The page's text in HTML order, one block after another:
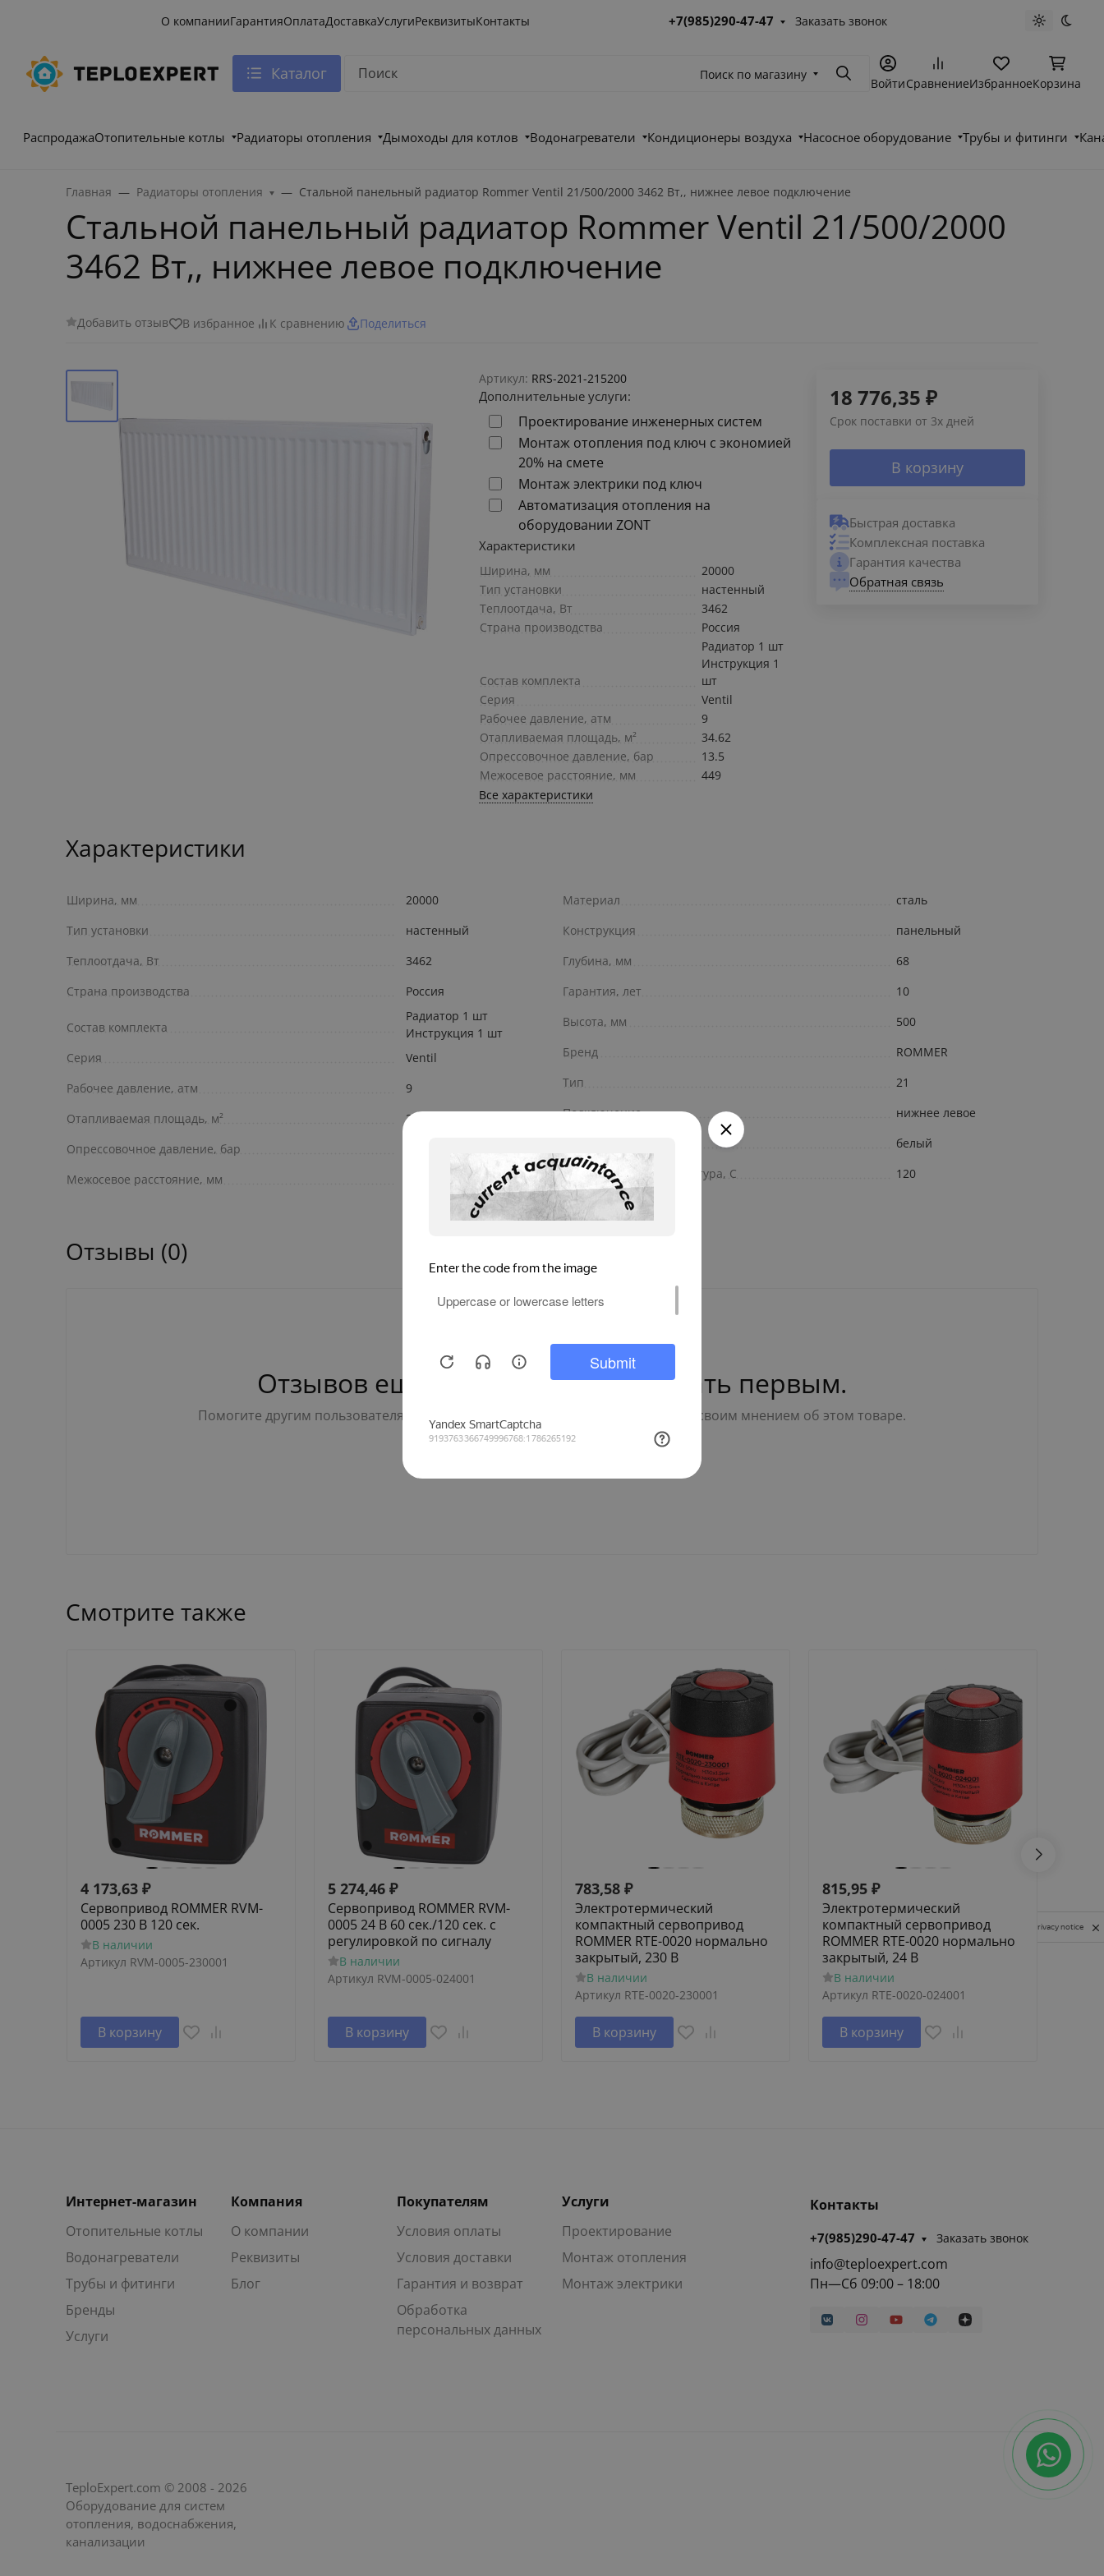
О компанииГарантияОплатаДоставкаУслугиРеквизитыКонтакты +7(985)290-47-47 Заказать звонок Светлая
Каталог Поиск по магазину ПоискВойтиСравнениеИзбранноеКорзина
РаспродажаОтопительные котлы Радиаторы отопления Дымоходы для котлов Водонагреватели Кондиционеры воздуха Насосное оборудование Трубы и фитинги
Главная Радиаторы отопления Стальной панельный радиатор Rommer Ventil 21/500/2000 3462 Вт,, нижнее левое подключение
Стальной панельный радиатор Rommer Ventil 21/500/2000
3462 Вт,, нижнее левое подключение
Добавить отзыв В избранное К сравнению Поделиться
Артикул: RRS-2021-215200
Дополнительные услуги:
Проектирование инженерных систем
Монтаж отопления под ключ с экономией
20% на смете
Монтаж электрики под ключ
Автоматизация отопления на
оборудовании ZONT
Характеристики
Ширина, мм
20000
Тип установки
настенный
Теплоотдача, Вт
3462
Страна производства
Россия
Состав комплекта
Радиатор 1 шт
Инструкция 1
шт
Серия
Ventil
Рабочее давление, атм
9
Отапливаемая площадь, м²
34.62
Опрессовочное давление, бар
13.5
Межосевое расстояние, мм
449
Все характеристики
18 776,35 ₽
Срок поставки от 3х дней
В корзину
Быстрая доставка
Комплексная поставка
Гарантия качества
Обратная связь
Характеристики
Ширина, мм
20000
Тип установки
настенный
Теплоотдача, Вт
3462
Страна производства
Россия
Состав комплекта
Радиатор 1 шт
Инструкция 1 шт
Серия
Ventil
Рабочее давление, атм
9
Отапливаемая площадь, м²
34.62
Опрессовочное давление, бар
Межосевое расстояние, мм
Материал
сталь
Конструкция
панельный
Глубина, мм
68
Гарантия, лет
10
Высота, мм
500
Бренд
ROMMER
Тип
21
Подключение
нижнее левое
белый
Макс. рабочая температура, С
120
Отзывы (0)
Отзывов ещё нет — ваш может стать первым.
Помогите другим пользователям с выбором - будьте первым, кто поделится своим мнением об этом товаре.
Смотрите также
4 173,63 ₽
Сервопривод ROMMER RVM-
0005 230 В 120 сек.
В наличии
Артикул RVM-0005-230001
В корзину
5 274,46 ₽
Сервопривод ROMMER RVM-
0005 24 В 60 сек./120 сек. c
регулировкой по сигналу
В наличии
Артикул RVM-0005-024001
В корзину
783,58 ₽
Электротермический
компактный сервопривод
ROMMER RTE-0020 нормально
закрытый, 230 В
В наличии
Артикул RTE-0020-230001
В корзину
815,95 ₽
Электротермический
компактный сервопривод
ROMMER RTE-0020 нормально
закрытый, 24 В
В наличии
Артикул RTE-0020-024001
В корзину
Интернет-магазин
Отопительные котлы
Водонагреватели
Трубы и фитинги
Бренды
Услуги
Компания
О компании
Реквизиты
Блог
Покупателям
Условия оплаты
Условия доставки
Гарантия и возврат
Обработка
персональных данных
Услуги
Проектирование
Монтаж отопления
Монтаж электрики
Контакты
+7(985)290-47-47 Заказать звонок
info@teploexpert.com
Пн—Сб 09:00 – 18:00
TeploExpert.com © 2008 - 2026
Оборудование для систем
отопления, водоснабжения,
канализации
Privacy notice